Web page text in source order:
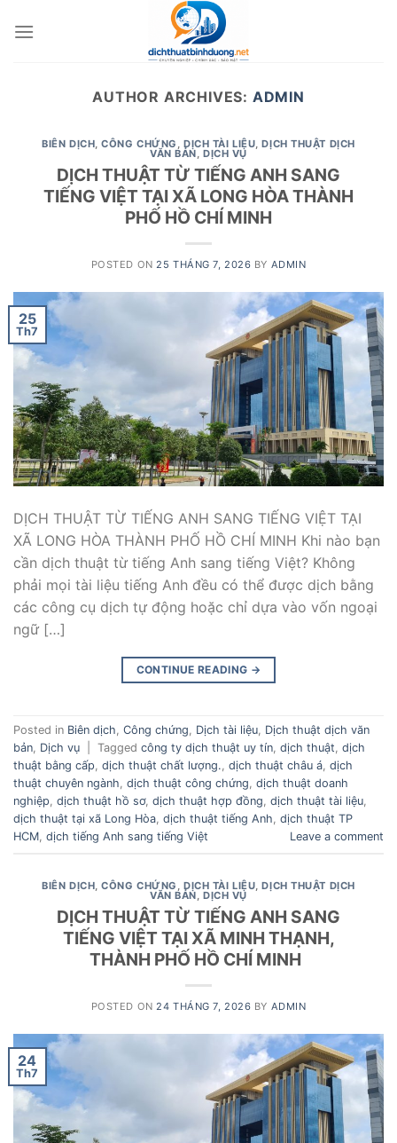
AUTHOR ARCHIVES: ADMIN
BIÊN DỊCH,CÔNG CHỨNG ,DỊCH TÀI LIỆU,DỊCH THUẬT DỊCH
VĂN BẢN,DỊCH VỤ
DỊCH THUẬT TỪ TIẾNG ANH SANG
TIẾNG VIỆT TẠI XÃ LONG HÒA THÀNH
PHỐ HỒ CHÍ MINH
POSTED ON 25 THÁNG 7, 2026 BY ADMIN
25
Th7
DỊCH THUẬT TỪ TIẾNG ANH SANG TIẾNG VIỆT TẠI
XÃ LONG HÒA THÀNH PHỐ HỒ CHÍ MINH Khi nào bạn
cần dịch thuật từ tiếng Anh sang tiếng Việt? Không
phải mọi tài liệu tiếng Anh đều có thể được dịch bằng
các công cụ dịch tự động hoặc chỉ dựa vào vốn ngoại
ngữ […]
CONTINUE READING →
Posted in Biên dịch, Công chứng, Dịch tài liệu, Dịch thuật dịch văn
bản, Dịch vụ Tagged công ty dịch thuật uy tín, dịch thuật, dịch
thuật bằng cấp, dịch thuật chất lượng., dịch thuật châu á, dịch
thuật chuyên ngành, dịch thuật công chứng, dịch thuật doanh
nghiệp, dịch thuật hồ sơ, dịch thuật hợp đồng, dịch thuật tài liệu,
dịch thuật tại xã Long Hòa, dịch thuật tiếng Anh, dịch thuật TP
HCM, dịch tiếng Anh sang tiếng Việt Leave a comment
BIÊN DỊCH,CÔNG CHỨNG ,DỊCH TÀI LIỆU,DỊCH THUẬT DỊCH
VĂN BẢN,DỊCH VỤ
DỊCH THUẬT TỪ TIẾNG ANH SANG
TIẾNG VIỆT TẠI XÃ MINH THẠNH,
THÀNH PHỐ HỒ CHÍ MINH
POSTED ON 24 THÁNG 7, 2026 BY ADMIN
24
Th7